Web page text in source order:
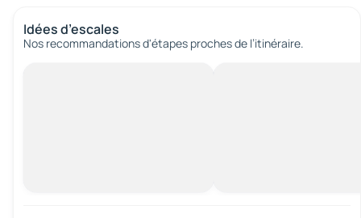
Idées d’escales
Nos recommandations d'étapes proches de l’itinéraire.